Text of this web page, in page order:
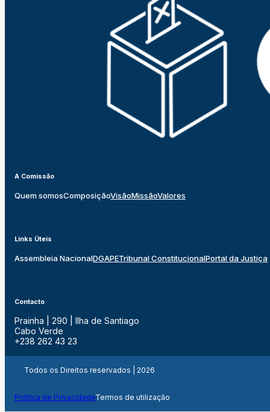
A Comissão
Quem somosComposiçãoVisãoMissãoValores
Links Úteis
Assembleia NacionalDGAPETribunal ConstitucionalPortal da Justiça
Contacto
Prainha | 290 | Ilha de Santiago
Cabo Verde
+238 262 43 23
Todos os Direitos reservados | 2026
Politica de PrivacidadeTermos de utilização